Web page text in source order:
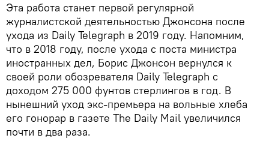
Эта работа станет первой регулярной
журналистской деятельностью Джонсона после
ухода из Daily Telegraph в 2019 году. Напомним,
что в 2018 году, после ухода с поста министра
иностранных дел, Борис Джонсон вернулся к
своей роли обозревателя Daily Telegraph с
доходом 275 000 фунтов стерлингов в год. В
нынешний уход экс-премьера на вольные хлеба
его гонорар в газете The Daily Mail увеличился
почти в два раза.